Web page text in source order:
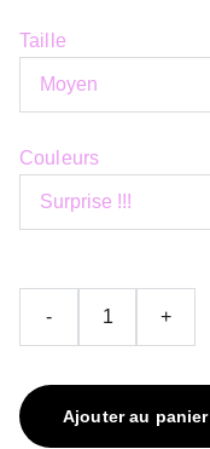
Taille
Couleurs
- +
Ajouter au panier